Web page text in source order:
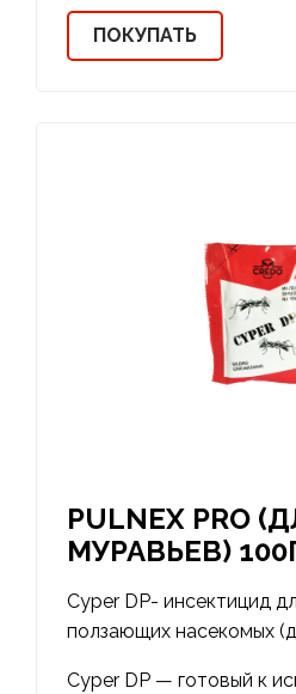
ПОКУПАТЬ
PULNEX PRO
МУРАВЬЕВ)
Cyper DP- инсектицид
ползающих насекомых
Cyper DP — готовый к